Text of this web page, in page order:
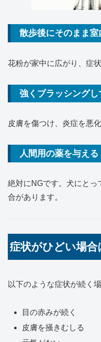
散歩後にそのまま室
花粉が家中に広がり、症
強くブラッシングし
皮膚を傷つけ、炎症を悪
人間用の薬を与える
絶対にNGです。犬にとっ
合があります。
症状がひどい場合
以下のような症状が続く
目の赤みが続く
皮膚を掻きむしる